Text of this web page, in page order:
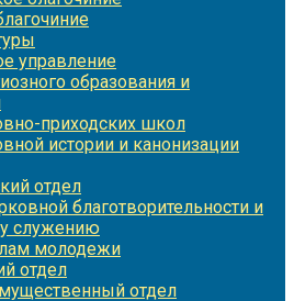
управление
образования и
приходских школ
истории и канонизации
отдел
благотворительности и
служению
молодежи
отдел
отдел